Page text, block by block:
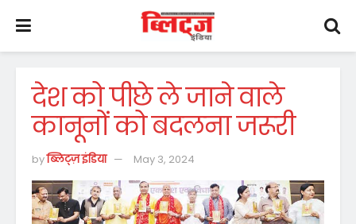
देश को पीछे ले जाने वाले
कानूनों को बदलना जरूरी
byब्लिट्ज़ इंडिया May 3, 2024